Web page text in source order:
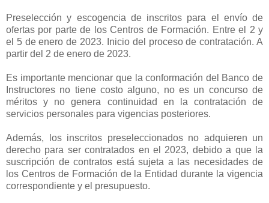
Preselección y escogencia de inscritos para el envío de
ofertas por parte de los Centros de Formación. Entre el 2 y
el 5 de enero de 2023. Inicio del proceso de contratación. A
partir del 2 de enero de 2023.
Es importante mencionar que la conformación del Banco de
Instructores no tiene costo alguno, no es un concurso de
méritos y no genera continuidad en la contratación de
servicios personales para vigencias posteriores.
Además, los inscritos preseleccionados no adquieren un
derecho para ser contratados en el 2023, debido a que la
suscripción de contratos está sujeta a las necesidades de
los Centros de Formación de la Entidad durante la vigencia
correspondiente y el presupuesto.